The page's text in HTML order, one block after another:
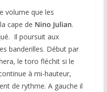
volume que les
cape de Nino Julian.
Il poursuit aux
banderilles. Début par
le toro fléchit si le
à mi-hauteur,
de rythme. A gauche il